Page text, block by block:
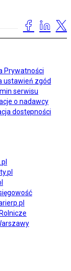
Prywatności
ustawień zgód
serwisu
o nadawcy
dostępności